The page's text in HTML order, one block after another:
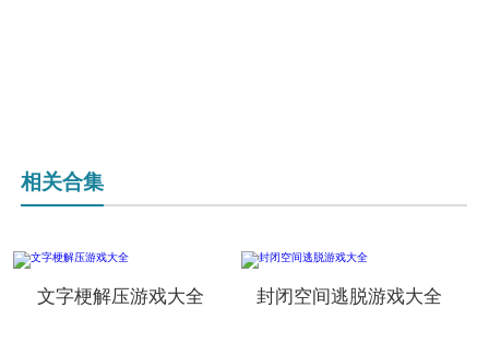
相关合集
文字梗解压游戏大全 封闭空间逃脱游戏大全